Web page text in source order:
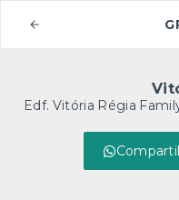
Edf. Vitória Régia